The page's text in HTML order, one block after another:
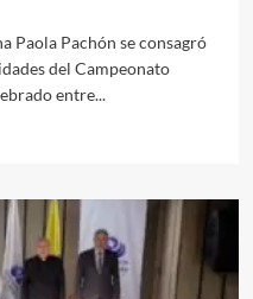
Paola Pachón se consagró
del Campeonato
entre...